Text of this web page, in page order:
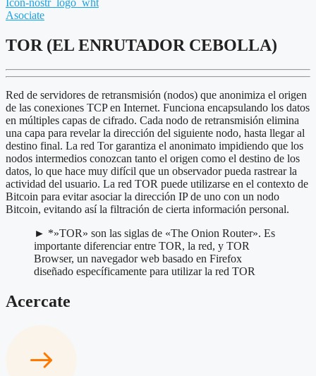
Icon-nostr_logo_wht
Asociate
TOR (EL ENRUTADOR CEBOLLA)
Red de servidores de retransmisión (nodos) que anonimiza el origen
de las conexiones TCP en Internet. Funciona encapsulando los datos
en múltiples capas de cifrado. Cada nodo de retransmisión elimina
una capa para revelar la dirección del siguiente nodo, hasta llegar al
destino final. La red Tor garantiza el anonimato impidiendo que los
nodos intermedios conozcan tanto el origen como el destino de los
datos, lo que hace muy difícil que un observador pueda rastrear la
actividad del usuario. La red TOR puede utilizarse en el contexto de
Bitcoin para evitar asociar la dirección IP de uno con un nodo
Bitcoin, evitando así la filtración de cierta información personal.
► *»TOR» son las siglas de «The Onion Router». Es
importante diferenciar entre TOR, la red, y TOR
Browser, un navegador web basado en Firefox
diseñado específicamente para utilizar la red TOR
Acercate